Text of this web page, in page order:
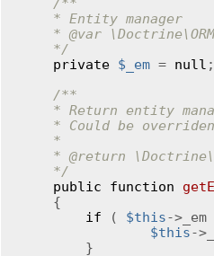
/**
    *
@var
    */
private $_em = null ;
/**
    *
@return
    */
public
function
    {
if ( $this->_em
$this-